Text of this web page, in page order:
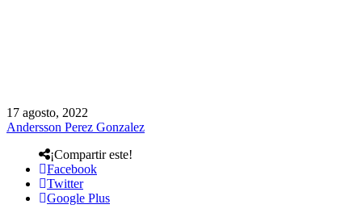
17 agosto, 2022
Andersson Perez Gonzalez
¡Compartir este!
Facebook
Twitter
Google Plus